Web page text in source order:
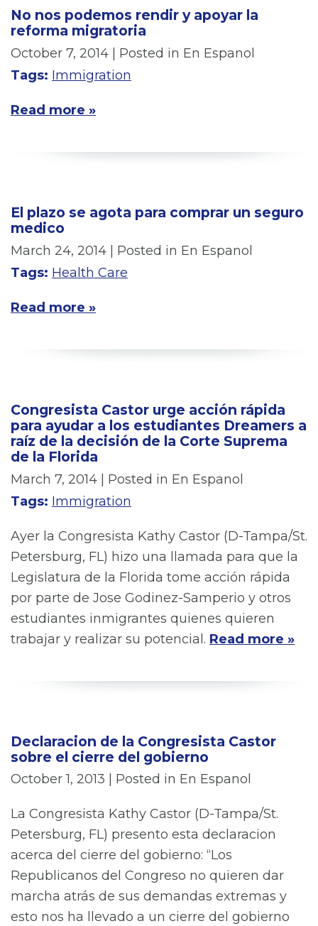
No nos podemos rendir y apoyar la
reforma migratoria
October 7, 2014
| Posted in En Espanol
Tags: Immigration
Read more »
El plazo se agota para comprar un seguro
medico
March 24, 2014
| Posted in En Espanol
Tags: Health Care
Read more »
Congresista Castor urge acción rápida
para ayudar a los estudiantes Dreamers a
raíz de la decisión de la Corte Suprema
de la Florida
March 7, 2014 | Posted in En Espanol
Tags: Immigration
Ayer la Congresista Kathy Castor (D-Tampa/St.
Petersburg, FL) hizo una llamada para que la
Legislatura de la Florida tome acción rápida
por parte de Jose Godinez-Samperio y otros
estudiantes inmigrantes quienes quieren
trabajar y realizar su potencial. Read more »
Declaracion de la Congresista Castor
sobre el cierre del gobierno
October 1, 2013 | Posted in En Espanol
La Congresista Kathy Castor (D-Tampa/St.
Petersburg, FL) presento esta declaracion
acerca del cierre del gobierno: “Los
Republicanos del Congreso no quieren dar
marcha atrás de sus demandas extremas y
esto nos ha llevado a un cierre del gobierno